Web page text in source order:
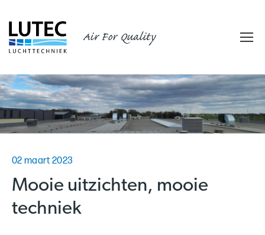
Air For Quality
02 maart 2023
Mooie uitzichten, mooie
techniek